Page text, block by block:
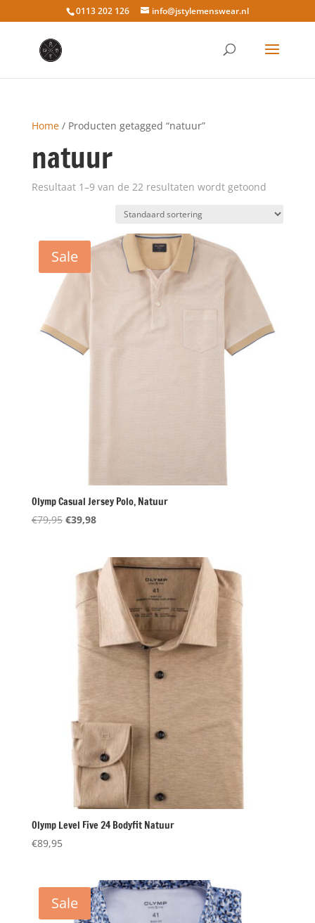
0113 202 126 info@jstylemenswear.nl
Home/ Producten getagged “natuur”
natuur
Resultaat 1–9 van de 22 resultaten wordt getoond
Sale
Olymp Casual Jersey Polo, Natuur
€79,95 Oorspronkelijke
€79,95.
€39,98Huidige
€39,98.
Olymp Level Five 24 Bodyfit Natuur
€89,95
Sale